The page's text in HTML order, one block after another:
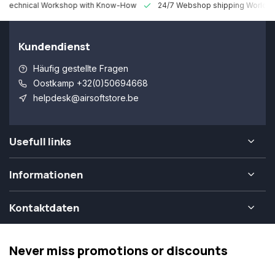
Technical Workshop with Know-How 24/7 Webshop shipping
Kundendienst
Häufig gestellte Fragen
Oostkamp +32(0)50694668
helpdesk@airsoftstore.be
Usefull links
Informationen
Kontaktdaten
Never miss promotions or discounts